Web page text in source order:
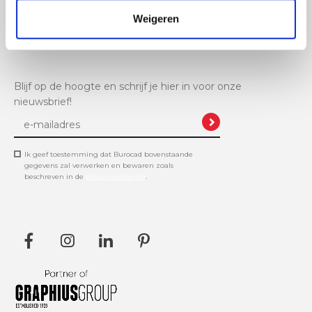
Weigeren
Blijf op de hoogte en schrijf je hier in voor onze
nieuwsbrief!
Ik geef toestemming dat Burocad bovenstaande
gegevens zal verwerken en bewaren zoals
beschreven in de
info@burocad.be